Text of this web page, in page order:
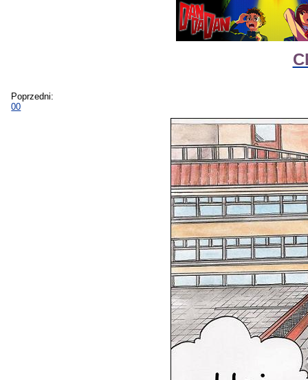
Poprzedni:
00